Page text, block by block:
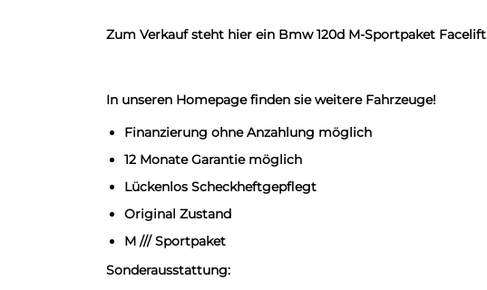
Zum Verkauf steht hier ein Bmw 120d M-Sportpaket Facelift
In unseren Homepage finden sie weitere Fahrzeuge!
Finanzierung ohne Anzahlung möglich
12 Monate Garantie möglich
Lückenlos Scheckheftgepflegt
Original Zustand
M /// Sportpaket
Sonderausstattung: